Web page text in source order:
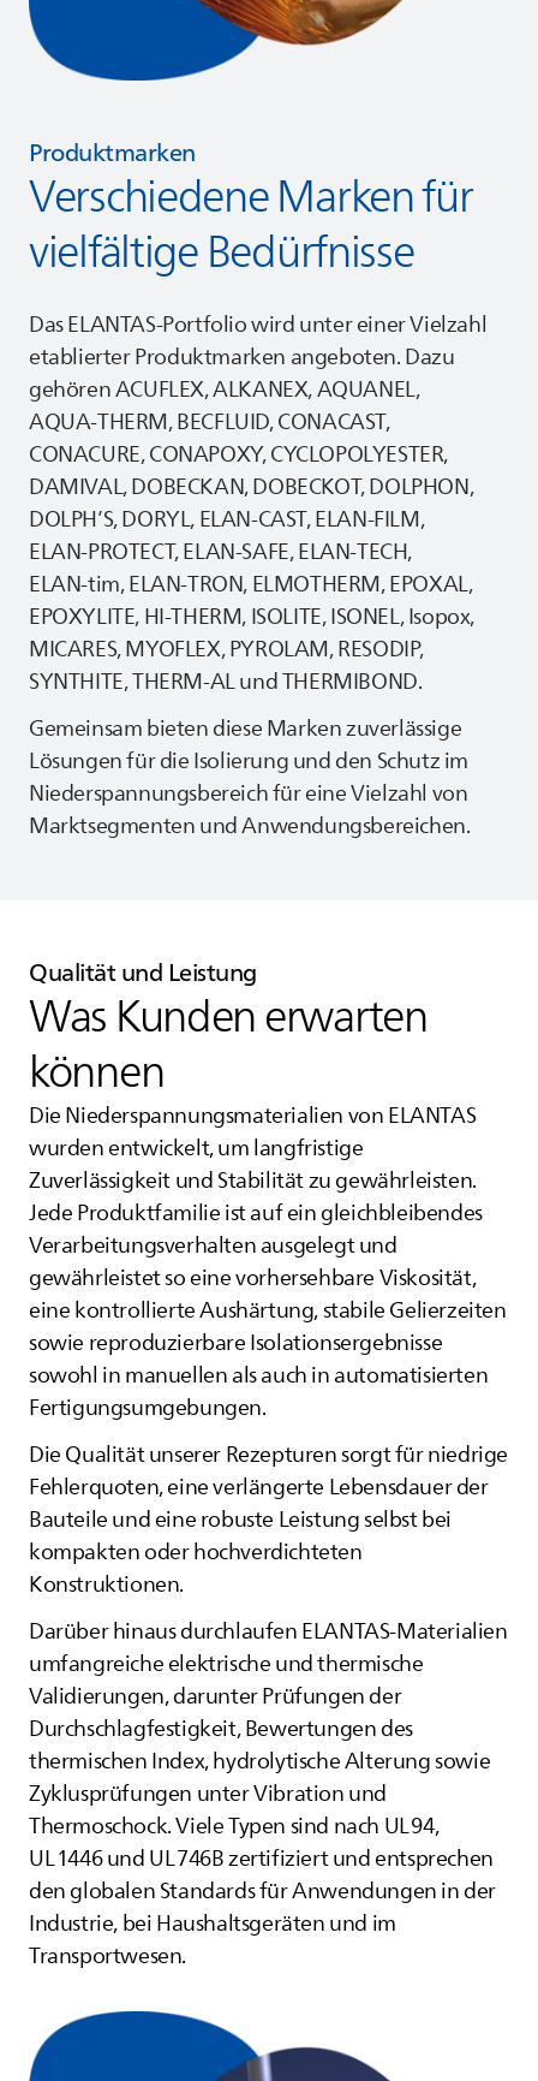
Produktmarken
Verschiedene Marken für
vielfältige Bedürfnisse
DasELANTAS-Portfolio wird unter einer Vielzahl
etablierter Produktmarken angeboten. Dazu
gehören ACUFLEX, ALKANEX, AQUANEL,
AQUA‑THERM, BECFLUID, CONACAST,
CONACURE, CONAPOXY, CYCLOPOLYESTER,
DAMIVAL, DOBECKAN, DOBECKOT, DOLPHON,
DOLPH’S, DORYL, ELAN‑CAST, ELAN‑FILM,
ELAN‑PROTECT, ELAN‑SAFE, ELAN‑TECH,
ELAN‑tim, ELAN‑TRON, ELMOTHERM, EPOXAL,
EPOXYLITE, HI‑THERM, ISOLITE, ISONEL, Isopox,
MICARES, MYOFLEX, PYROLAM, RESODIP,
SYNTHITE, THERM‑AL und THERMIBOND.
Gemeinsam bieten diese Marken zuverlässige
Lösungen für die Isolierung und den Schutz im
Niederspannungsbereich für eine Vielzahl von
Marktsegmenten und Anwendungsbereichen.
Qualität und Leistung
Was Kunden erwarten
können
Die Niederspannungsmaterialien vonELANTAS
wurden entwickelt, um langfristige
Zuverlässigkeit und Stabilität zu gewährleisten.
Jede Produktfamilie ist auf ein gleichbleibendes
Verarbeitungsverhalten ausgelegt und
gewährleistet so eine vorhersehbare Viskosität,
eine kontrollierte Aushärtung, stabile Gelierzeiten
sowie reproduzierbare Isolationsergebnisse
sowohl in manuellen als auch in automatisierten
Fertigungsumgebungen.
Die Qualität unserer Rezepturen sorgt für niedrige
Fehlerquoten, eine verlängerte Lebensdauer der
Bauteile und eine robuste Leistung selbst bei
kompakten oder hochverdichteten
Konstruktionen.
Darüber hinaus durchlaufenELANTAS-Materialien
umfangreiche elektrische und thermische
Validierungen, darunter Prüfungen der
Durchschlagfestigkeit, Bewertungen des
thermischen Index, hydrolytische Alterung sowie
Zyklusprüfungen unter Vibration und
Thermoschock. Viele Typen sind nach UL 94,
UL 1446 und UL 746B zertifiziert und entsprechen
den globalen Standards für Anwendungen in der
Industrie, bei Haushaltsgeräten und im
Transportwesen.